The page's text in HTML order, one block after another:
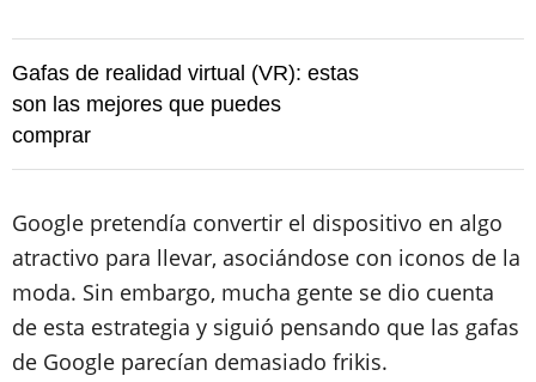
Gafas de realidad virtual (VR): estas
son las mejores que puedes
comprar
Google pretendía convertir el dispositivo en algo
atractivo para llevar, asociándose con iconos de la
moda. Sin embargo, mucha gente se dio cuenta
de esta estrategia y siguió pensando que las gafas
de Google parecían demasiado frikis.